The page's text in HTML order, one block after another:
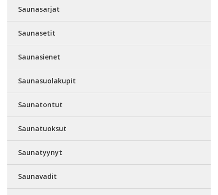
Saunasarjat
Saunasetit
Saunasienet
Saunasuolakupit
Saunatontut
Saunatuoksut
Saunatyynyt
Saunavadit